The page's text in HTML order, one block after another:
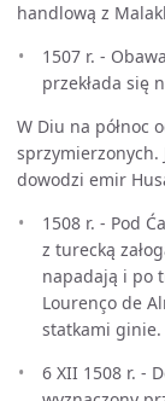
handlową z
1507 r. -
przekłada się
W Diu na północ
sprzymierzonych.
dowodzi emir
1508 r. - Pod
z turecką
napadają i po
Lourenço de
statkami ginie.
6 XII 1508 r. -